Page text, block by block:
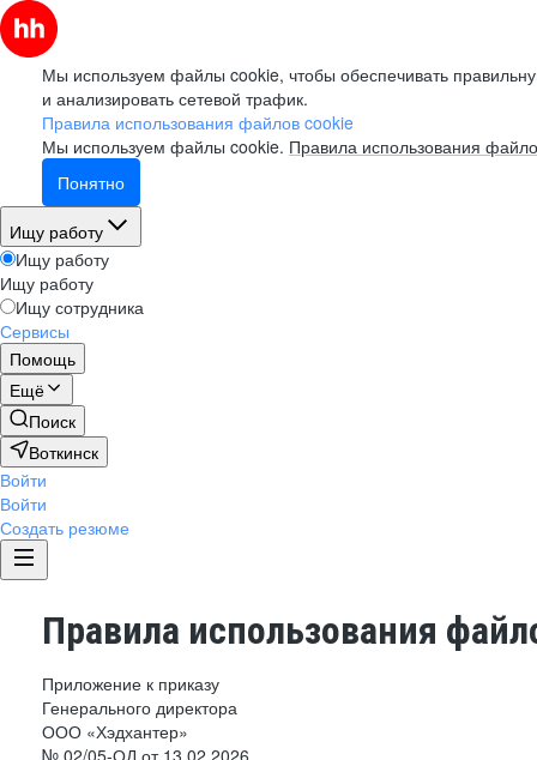
Мы используем файлы cookie, чтобы обеспечивать
и анализировать сетевой трафик.
Правила использования файлов cookie
Мы используем файлы cookie. Правила использования
Понятно
Ищу работу
Ищу работу
Ищу работу
Ищу сотрудника
Сервисы
Помощь
Ещё
Поиск
Воткинск
Войти
Войти
Создать резюме
Правила использования
Приложение к приказу
Генерального директора
ООО «Хэдхантер»
№ 02/05-ОД от 13.02.2026